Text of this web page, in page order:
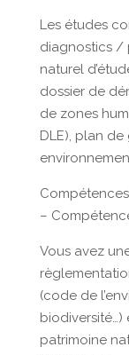
Les études
diagnostics /
naturel
dossier de
de zones
DLE), plan
–
Vous avez
(code de
patrimoine